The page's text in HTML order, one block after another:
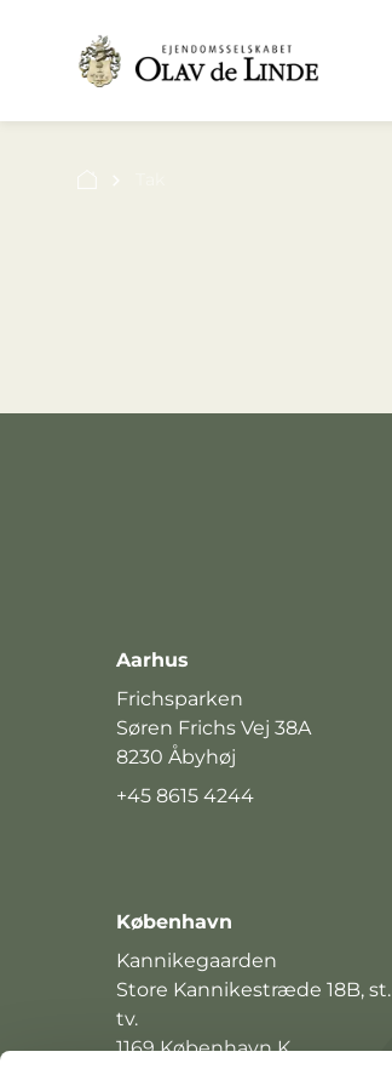
Aarhus
Frichsparken
Søren Frichs Vej 38A
8230 Åbyhøj
+45 8615 4244
København
Kannikegaarden
Store Kannikestræde 18B, st.
tv.
1169 København K